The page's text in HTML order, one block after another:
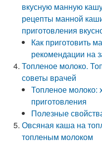
вкусную манную
рецепты манной
приготовления
Как приготовить
рекомендации на
Топленое молоко.
советы врачей
Топленое молоко:
приготовления
Полезные
Овсяная каша на
топленым молоком